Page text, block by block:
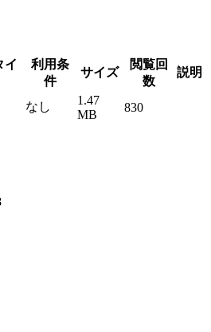
イ
利用条
件
サイズ
閲覧回
数
説明
なし
1.47
MB
830